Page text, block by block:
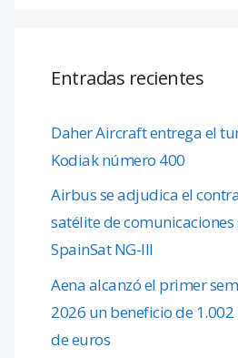
Entradas recientes
Daher Aircraft entrega el
Kodiak número 400
Airbus se adjudica el
satélite de comunicaciones
SpainSat NG-III
Aena alcanzó el primer
2026 un beneficio de
de euros